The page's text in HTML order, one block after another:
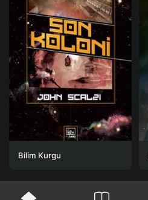
Bilim Kurgu